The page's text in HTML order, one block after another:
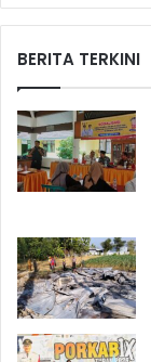
BERITA TERKINI